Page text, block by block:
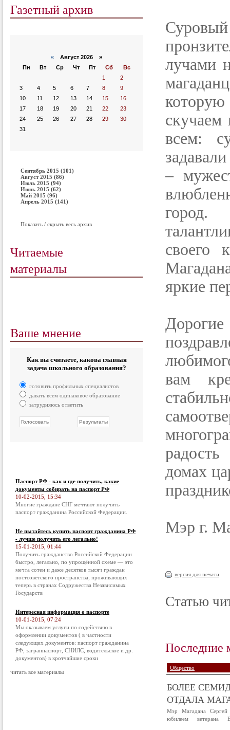
Газетный архив
« Август 2026 »
Пн
Вт Ср Чт Пт Сб
Вс
1
2
3
4 5 6 7 8
9
10
11 12 13 14 15
16
17
18 19 20 21 22
23
24
25 26 27 28 29
30
31
Сентябрь 2015 (101)
Август 2015 (86)
Июль 2015 (94)
Июнь 2015 (62)
Май 2015 (96)
Апрель 2015 (141)
Показать / скрыть весь архив
Читаемые
материалы
Ваше мнение
Как вы считаете, какова главная
задача школьного образования?
готовить профильных специалистов
давать всем одинаковое образование
затрудняюсь ответить
Паспорт РФ - как и где получить, какие
документы собирать на паспорт РФ
10-02-2015, 15:34
Многие граждане СНГ мечтают получить
паспорт гражданина Российской Федерации.
Не пытайтесь купить паспорт гражданина РФ
- лучше получить его легально!
15-01-2015, 01:44
Получить гражданство Российской Федерации
быстро, легально, по упрощённой схеме — это
мечта сотен и даже десятков тысяч граждан
постсоветского пространства, проживающих
теперь в странах Содружества Независимых
Государств
Интересная информация о паспорте
10-01-2015, 07:24
Мы оказываем услуги по содействию в
оформлении документов ( в частности
следующих документов: паспорт гражданина
РФ, загранпаспорт, СНИЛС, водительское и др.
документов) в кротчайшие сроки
читать все материалы
лучами
скучаем
всем:
–
своего
яркие
вам
домах
Мэр г.
версия для печати
Статью
Последние
Общество
БОЛЕЕ
ОТДАЛА
Мэр Магадана Сергей
юбилеем ветерана